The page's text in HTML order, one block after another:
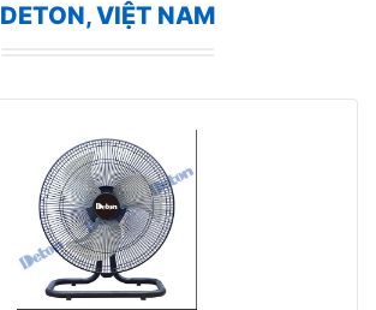
DETON, VIỆT NAM